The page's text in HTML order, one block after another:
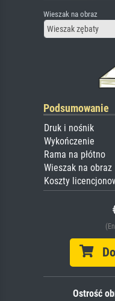
Wieszak na obraz
Wieszak zębaty
Podsumowanie
Druk i nośnik
Wykończenie
Rama na płótno
Wieszak na obraz
Koszty
Ostrość